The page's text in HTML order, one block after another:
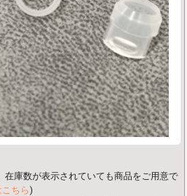
在庫数が表示されていても商品をご用意で
ちら)